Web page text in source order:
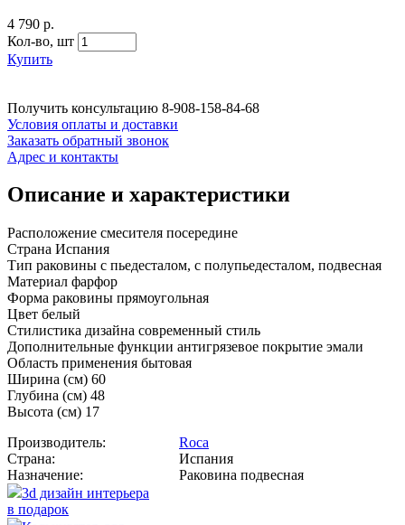
4 790 р.
Кол-во, шт
Купить
Получить консультацию 8-908-158-84-68
Условия оплаты и доставки
Заказать обратный звонок
Адрес и контакты
Описание и характеристики
Расположение смесителя посередине
Страна Испания
Тип раковины с пьедесталом, с полупьедесталом, подвесная
Материал фарфор
Форма раковины прямоугольная
Цвет белый
Стилистика дизайна современный стиль
Дополнительные функции антигрязевое покрытие эмали
Область применения бытовая
Ширина (см) 60
Глубина (см) 48
Высота (см) 17
Производитель:
Roca
Страна:
Испания
Назначение:
Раковина подвесная
3d дизайн интерьера
в подарок